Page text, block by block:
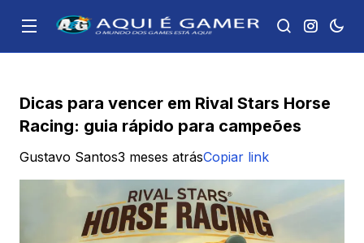
Dicas para vencer em Rival Stars Horse
Racing: guia rápido para campeões
Gustavo Santos3 meses atrásCopiar link